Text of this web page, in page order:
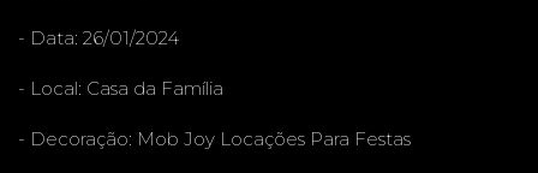
- Data: 26/01/2024
- Local: Casa da Família
- Decoração: Mob Joy Locações Para Festas